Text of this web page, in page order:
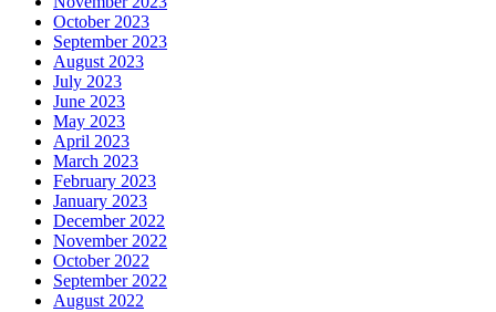
October 2023
September 2023
August 2023
July 2023
June 2023
May 2023
April 2023
March 2023
February 2023
January 2023
December 2022
November 2022
October 2022
September 2022
August 2022